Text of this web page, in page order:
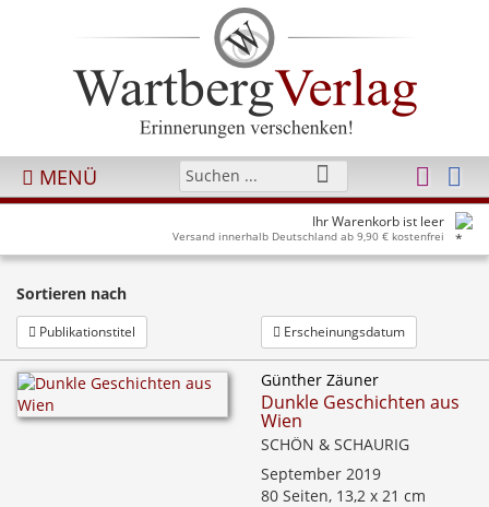
MENÜ
Ihr Warenkorb ist leer
Versand innerhalb Deutschland ab 9,90 € kostenfrei
Sortieren nach
Publikationstitel Erscheinungsdatum
Günther Zäuner
Dunkle Geschichten aus
Wien
SCHÖN & SCHAURIG
September 2019
80 Seiten, 13,2 x 21 cm